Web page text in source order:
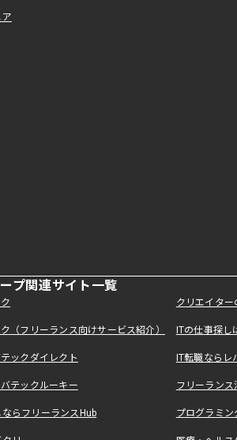
プ関連サイト一覧
クリエイタ
（フリーランス向けサービス紹介） ITの仕事探
ックダイレクト IT転職なら
テックルーキー フリーラン
らフリーランスHub プログラミ